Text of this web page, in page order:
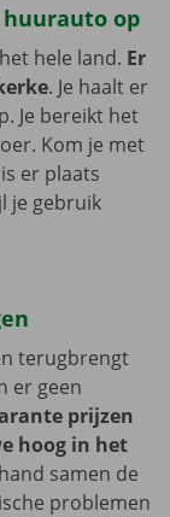
op
hele land. Er
. Je haalt er
Je bereikt het
Kom je met
er plaats
je gebruik
terugbrengt
er geen
prijzen
hoog in het
samen de
problemen